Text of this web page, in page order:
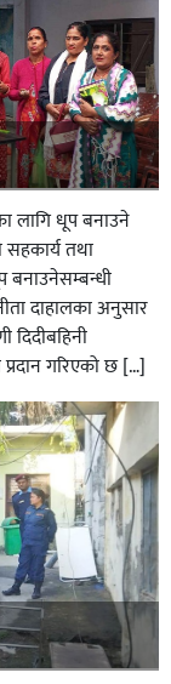
लागि धूप बनाउने
सहकार्य तथा
बनाउनेसम्बन्धी
दाहालका अनुसार
गरिएको छ […]